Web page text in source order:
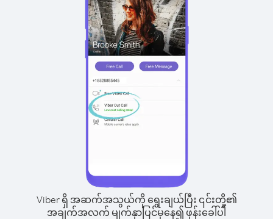
Viber ရှိ အဆက်အသွယ်ကို ရွေးချယ်ပြီး ၎င်းတို့၏
အချက်အလက် မျက်နှာပြင်မှနေ၍ ဖုန်းခေါ်ပါ